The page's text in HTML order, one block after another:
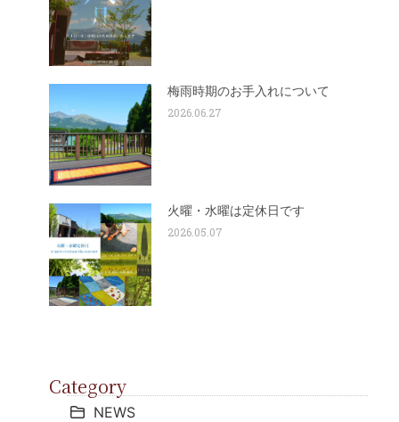
梅雨時期のお手入れについて
2026.06.27
火曜・水曜は定休日です
2026.05.07
Category
NEWS